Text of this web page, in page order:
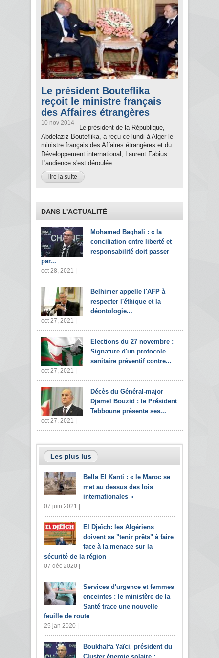
Le président Bouteflika
reçoit le ministre français
des Affaires étrangères
10 nov 2014
Le président de la République,
Abdelaziz Bouteflika, a reçu ce lundi à Alger le
ministre français des Affaires étrangères et du
Développement international, Laurent Fabius.
L'audience s'est déroulée...
lire la suite
DANS L'ACTUALITÉ
Mohamed Baghali : « la
conciliation entre liberté et
responsabilité doit passer
par...
oct 28, 2021 |
Belhimer appelle l'AFP à
respecter l'éthique et la
déontologie...
oct 27, 2021 |
Elections du 27 novembre :
Signature d'un protocole
sanitaire préventif contre...
oct 27, 2021 |
Décès du Général-major
Djamel Bouzid : le Président
Tebboune présente ses...
oct 27, 2021 |
Les plus lus
Bella El Kanti : « le Maroc se
met au dessus des lois
internationales »
07 juin 2021 |
El Djeïch: les Algériens
doivent se "tenir prêts" à faire
face à la menace sur la
sécurité de la région
07 déc 2020 |
Services d'urgence et femmes
enceintes : le ministère de la
Santé trace une nouvelle
feuille de route
25 jan 2020 |
Boukhalfa Yaïci, président du
Cluster énergie solaire :